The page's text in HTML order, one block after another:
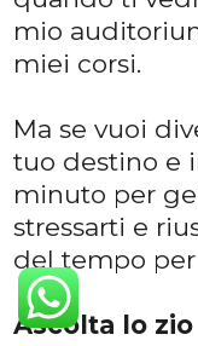
mio
miei corsi.
Ma se vuoi
tuo destino e
minuto per
stressarti e
del tempo
Ascolta lo